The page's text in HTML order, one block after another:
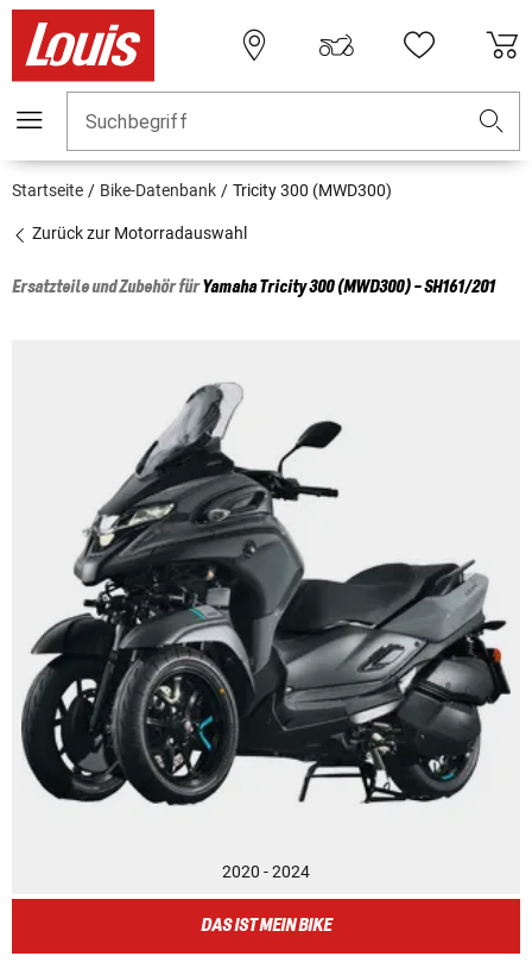
Suchbegriff
Startseite Bike-Datenbank Tricity 300 (MWD300)
Zurück zur Motorradauswahl
Ersatzteile und Zubehör fürYamahaTricity 300 (MWD300) - SH161/201
2020 - 2024
DAS IST MEIN BIKE